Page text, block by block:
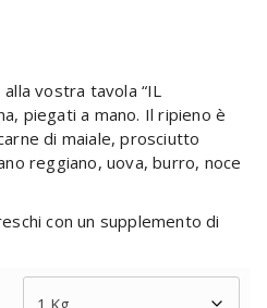
vostra tavola “IL
piegati a mano. Il ripieno è
di maiale, prosciutto
reggiano, uova, burro, noce
con un supplemento di